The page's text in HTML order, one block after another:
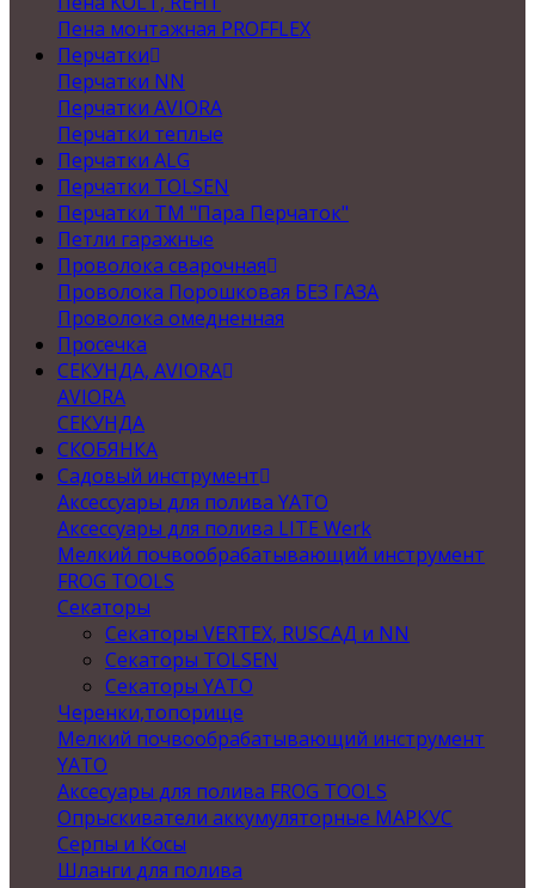
Пена монтажная PROFFLEX
Перчатки
Перчатки NN
Перчатки AVIORA
Перчатки теплые
Перчатки ALG
Перчатки TOLSEN
Перчатки ТМ "Пара Перчаток"
Петли гаражные
Проволока сварочная
Проволока Порошковая БЕЗ ГАЗА
Проволока омедненная
Просечка
СЕКУНДА, AVIORA
AVIORA
СЕКУНДА
СКОБЯНКА
Садовый инструмент
Аксессуары для полива YATO
Аксессуары для полива LITE Werk
Мелкий почвообрабатывающий инструмент
FROG TOOLS
Секаторы
Секаторы VERTEX, RUSСАД и NN
Секаторы TOLSEN
Секаторы YATO
Черенки,топорище
Мелкий почвообрабатывающий инструмент
YATO
Аксесуары для полива FROG TOOLS
Опрыскиватели аккумуляторные МАРКУС
Серпы и Косы
Шланги для полива